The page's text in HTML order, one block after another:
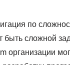
по
быть сложной
организации